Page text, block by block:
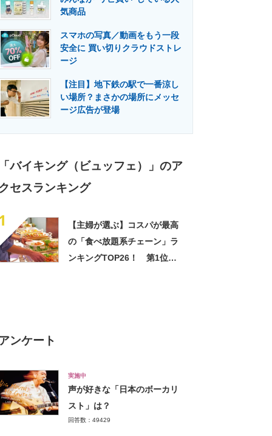
気商品
スマホの写真／動画をもう一段
安全に 買い切りクラウドストレ
ージ
【注目】地下鉄の駅で一番涼し
い場所？まさかの場所にメッセ
ージ広告が登場
「バイキング（ビュッフェ）」のア
セスランキング
【主婦が選ぶ】コスパが最高
の「食べ放題系チェーン」ラ
ンキングTOP26！ 第1位は
アンケート
実施中
声が好きな「日本のボーカリ
スト」は？
回答数：49429